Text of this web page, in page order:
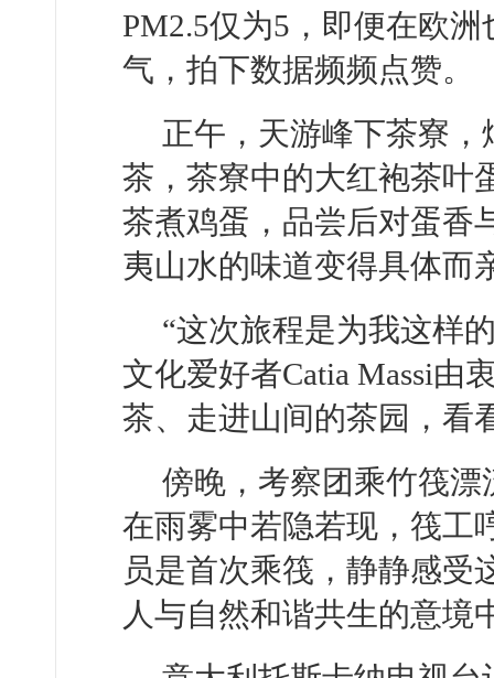
PM2.5仅为5，即便在欧
气，拍下数据频频点赞。
正午，天游峰下茶寮
茶，茶寮中的大红袍茶叶
茶煮鸡蛋，品尝后对蛋香
夷山水的味道变得具体而
“这次旅程是为我这样
文化爱好者Catia Massi由
茶、走进山间的茶园，看
傍晚，考察团乘竹筏
在雨雾中若隐若现，筏工
员是首次乘筏，静静感受
人与自然和谐共生的意境